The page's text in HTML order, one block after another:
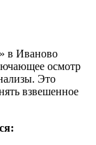
в Иваново
осмотр
Это
взвешенное